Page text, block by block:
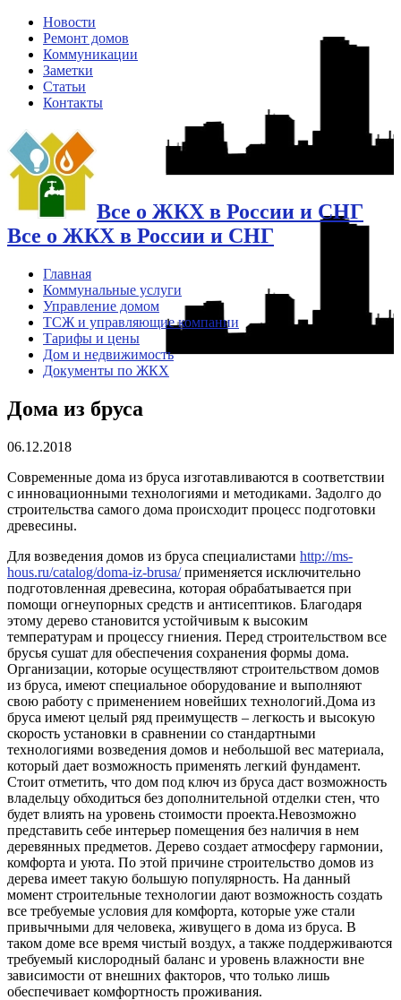
Новости
Ремонт домов
Коммуникации
Заметки
Статьи
Контакты
Все о ЖКХ в России и СНГ
Все о ЖКХ в России и СНГ
Главная
Коммунальные услуги
Управление домом
ТСЖ и управляющие компании
Тарифы и цены
Дом и недвижимость
Документы по ЖКХ
Дома из бруса
06.12.2018
Современные дома из бруса изготавливаются в соответствии
с инновационными технологиями и методиками. Задолго до
строительства самого дома происходит процесс подготовки
древесины.
Для возведения домов из бруса специалистами http://ms-
hous.ru/catalog/doma-iz-brusa/применяется исключительно
подготовленная древесина, которая обрабатывается при
помощи огнеупорных средств и антисептиков. Благодаря
этому дерево становится устойчивым к высоким
температурам и процессу гниения. Перед строительством все
брусья сушат для обеспечения сохранения формы дома.
Организации, которые осуществляют строительством домов
из бруса, имеют специальное оборудование и выполняют
свою работу с применением новейших технологий.Дома из
бруса имеют целый ряд преимуществ – легкость и высокую
скорость установки в сравнении со стандартными
технологиями возведения домов и небольшой вес материала,
который дает возможность применять легкий фундамент.
Стоит отметить, что дом под ключ из бруса даст возможность
владельцу обходиться без дополнительной отделки стен, что
будет влиять на уровень стоимости проекта.Невозможно
представить себе интерьер помещения без наличия в нем
деревянных предметов. Дерево создает атмосферу гармонии,
комфорта и уюта. По этой причине строительство домов из
дерева имеет такую большую популярность. На данный
момент строительные технологии дают возможность создать
все требуемые условия для комфорта, которые уже стали
привычными для человека, живущего в дома из бруса. В
таком доме все время чистый воздух, а также поддерживаются
требуемый кислородный баланс и уровень влажности вне
зависимости от внешних факторов, что только лишь
обеспечивает комфортность проживания.